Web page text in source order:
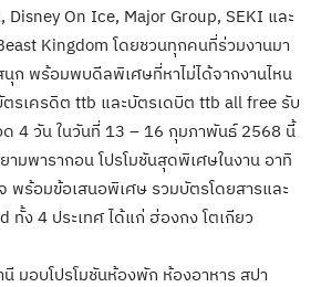
Disney On Ice, Major Group, SEKI และ
Kingdom โดยชวนทุกคนที่ร่วมงานมา
ก พร้อมพบดีลพิเศษที่หาไม่ได้จากงานไหน
รเครดิต ttb และบัตรเดบิต ttb all free รับ
4 วัน ในวันที่ 13 – 16 กุมภาพันธ์ 2568 นี้
มพารากอน โปรโมชันสุดพิเศษในงาน อาทิ
พร้อมข้อเสนอพิเศษ รวมบัตรโดยสารและ
ทั้ง 4 ประเทศ ได้แก่ ฮ่องกง โตเกียว
นี มอบโปรโมชันห้องพัก ห้องอาหาร สปา